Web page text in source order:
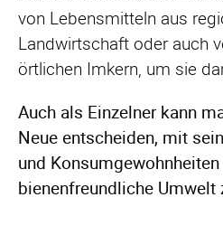
von Lebensmitteln aus
Landwirtschaft oder auch
örtlichen Imkern, um sie
Auch als Einzelner kann
Neue entscheiden, mit
und
bienenfreundliche Umwelt